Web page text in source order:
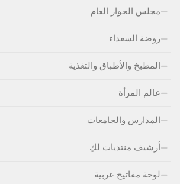
مجلس الحوار العام
روضة السعداء
المطبخ والأطباق والتغذية
عالم المرأة
المدارس والجامعات
أرشيف منتديات لكِ
لوحة مفاتيج عربية